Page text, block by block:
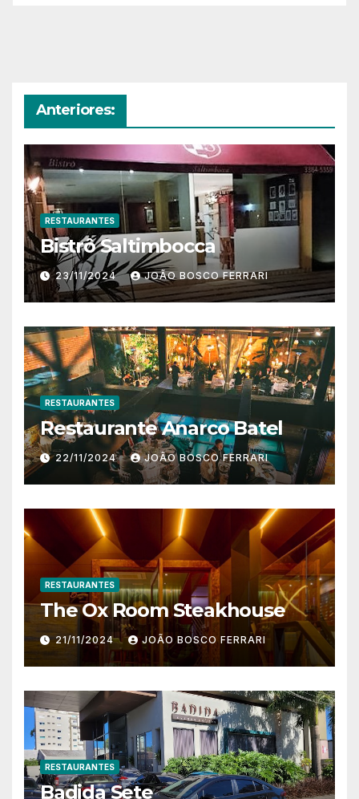
Anteriores:
RESTAURANTES
Bistrô Saltimbocca
23/11/2024 JOÃO BOSCO FERRARI
RESTAURANTES
Restaurante Anarco Batel
22/11/2024 JOÃO BOSCO FERRARI
RESTAURANTES
The Ox Room Steakhouse
21/11/2024 JOÃO BOSCO FERRARI
RESTAURANTES
Badida Sete